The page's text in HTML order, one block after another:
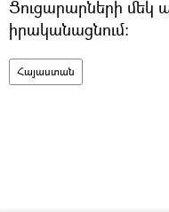
Ցուցարարների մեկ
իրականացնում։
Հայաստան